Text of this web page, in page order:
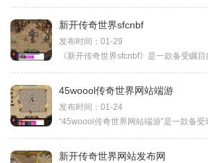
新开传奇世界sfcnbf
发布时间：01-29
45woool传奇世界网站端游
发布时间：01-24
新开传奇世界网站发布网